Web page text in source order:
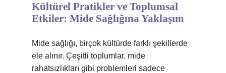
Kültürel Pratikler ve Toplumsal
Etkiler: Mide Sağlığına Yaklaşım
Mide sağlığı, birçok kültürde farklı şekillerde
ele alınır. Çeşitli toplumlar, mide
rahatsızlıkları gibi problemleri sadece